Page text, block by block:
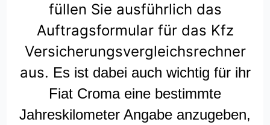
füllen Sie ausführlich das
Auftragsformular für das Kfz
Versicherungsvergleichsrechner
aus. Es ist dabei auch wichtig für ihr
Fiat Croma eine bestimmte
Jahreskilometer Angabe anzugeben,